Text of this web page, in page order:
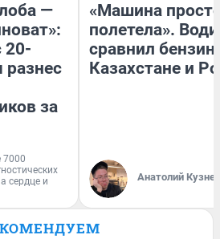
—
20-
за
7000
сердце и
«Машина
полетела».
сравнил бензин
Казахстане и
Анатолий